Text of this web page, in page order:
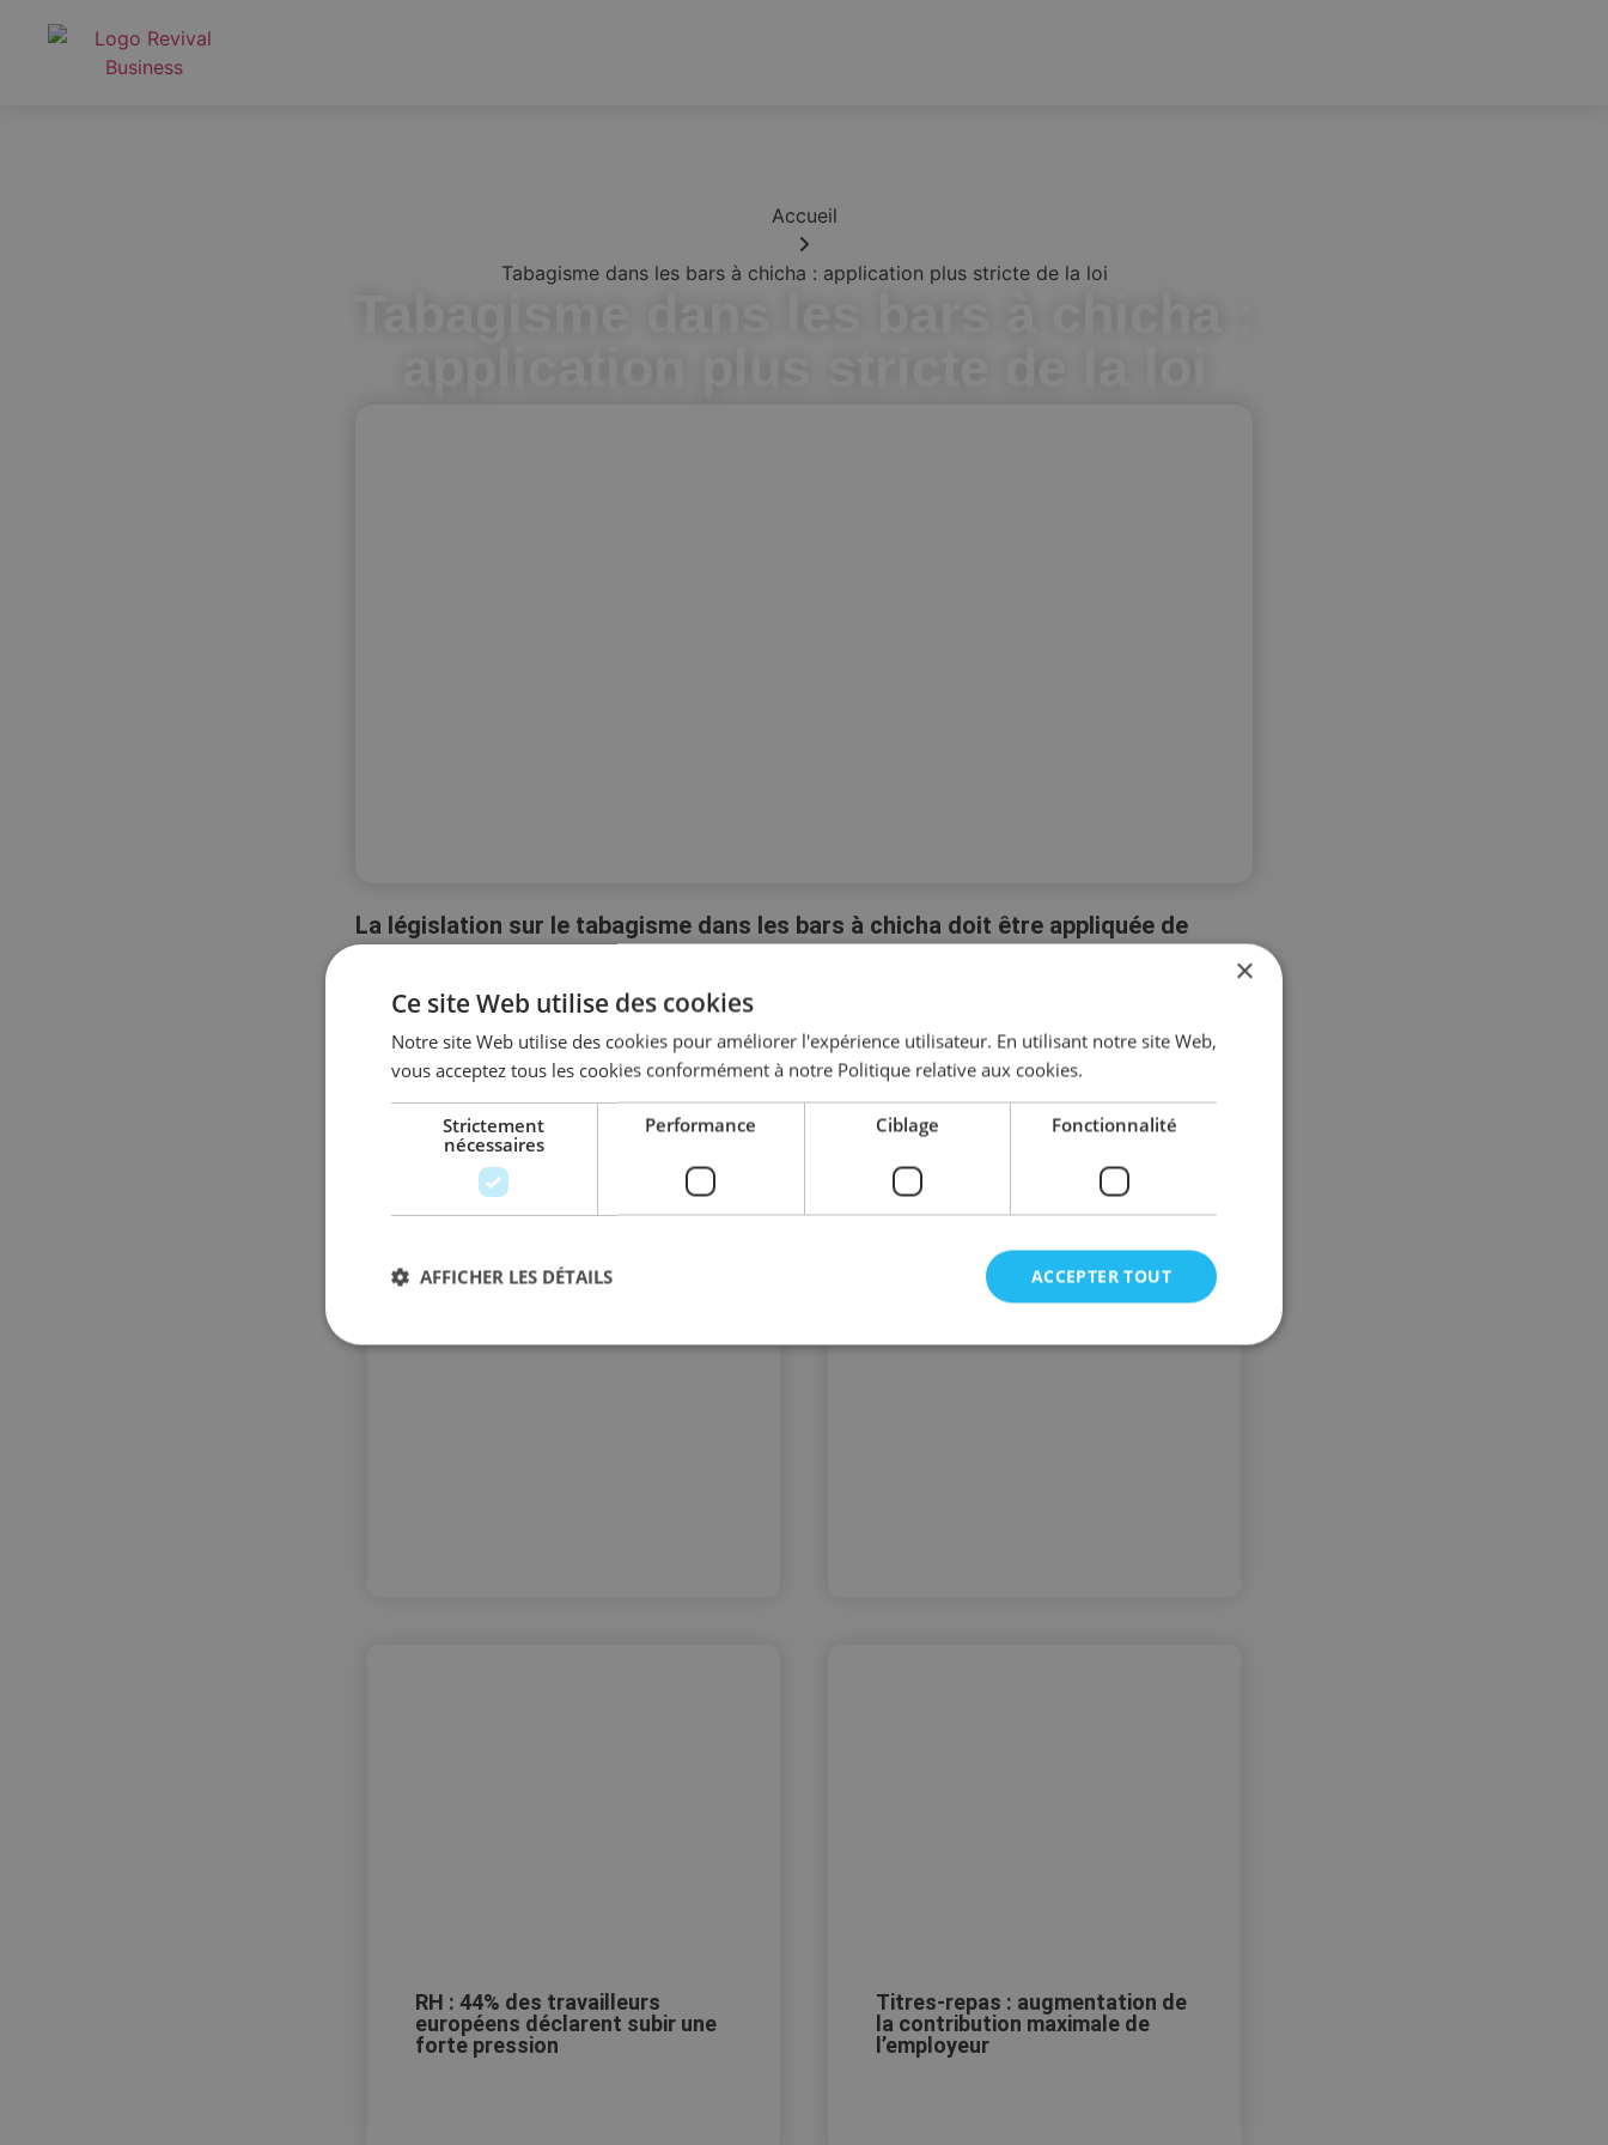
Accueil
Tabagisme dans les bars à chicha : application plus stricte de la loi
La législation sur le tabagisme dans les bars à chicha doit être appliquée de
signifie que les zones fumeurs...
Lire cet article sur sdi.be
RH : 44% des travailleurs
européens déclarent subir une
forte pression
Titres-repas : augmentation de
la contribution maximale de
l’employeur
×
Ce site Web utilise des cookies
Notre site Web utilise des cookies pour améliorer l'expérience utilisateur. En utilisant notre site Web,
vous acceptez tous les cookies conformément à notre Politique relative aux cookies.
Strictement
nécessaires
Performance Ciblage Fonctionnalité
ACCEPTER TOUT
AFFICHER LES DÉTAILS